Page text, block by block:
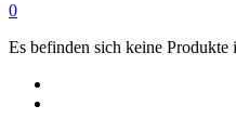
0
Es befinden sich keine Produkte